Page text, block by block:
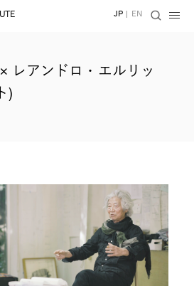
JP | EN
レアンドロ・エルリッ
)